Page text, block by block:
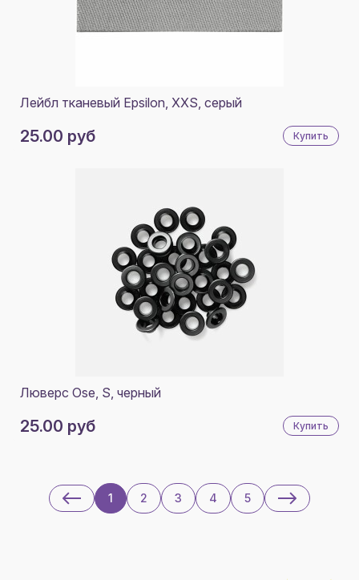
Лейбл тканевый Epsilon, XXS, серый
25.00 руб Купить
Люверс Ose, S, черный
25.00 руб Купить
1 2 3 4 5